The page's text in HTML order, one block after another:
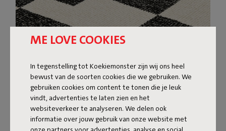
ME LOVE COOKIES
In tegenstelling tot Koekiemonster zijn wij ons heel
bewust van de soorten cookies die we gebruiken. We
gebruiken cookies om content te tonen die je leuk
vindt, advertenties te laten zien en het
websiteverkeer te analyseren. We delen ook
informatie over jouw gebruik van onze website met
DESIGNKLEED VOOR
BINNEN EN BUITEN